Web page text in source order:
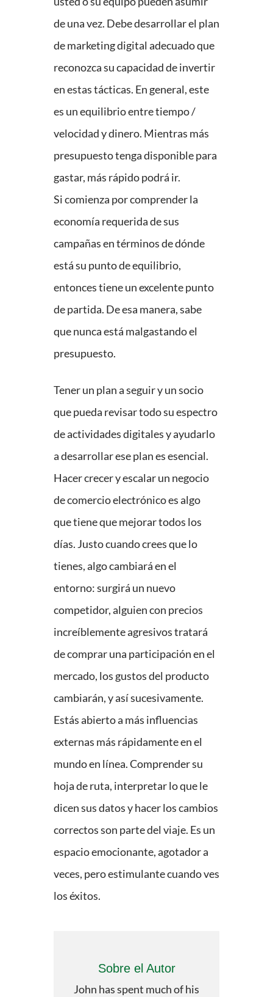
de una vez. Debe desarrollar el plan
de marketing digital adecuado que
reconozca su capacidad de invertir
en estas tácticas. En general, este
es un equilibrio entre tiempo /
velocidad y dinero. Mientras más
presupuesto tenga disponible para
gastar, más rápido podrá ir.
Si comienza por comprender la
economía requerida de sus
campañas en términos de dónde
está su punto de equilibrio,
entonces tiene un excelente punto
de partida. De esa manera, sabe
que nunca está malgastando el
presupuesto.
Tener un plan a seguir y un socio
que pueda revisar todo su espectro
de actividades digitales y ayudarlo
a desarrollar ese plan es esencial.
Hacer crecer y escalar un negocio
de comercio electrónico es algo
que tiene que mejorar todos los
días. Justo cuando crees que lo
tienes, algo cambiará en el
entorno: surgirá un nuevo
competidor, alguien con precios
increíblemente agresivos tratará
de comprar una participación en el
mercado, los gustos del producto
cambiarán, y así sucesivamente.
Estás abierto a más influencias
externas más rápidamente en el
mundo en línea. Comprender su
hoja de ruta, interpretar lo que le
dicen sus datos y hacer los cambios
correctos son parte del viaje. Es un
espacio emocionante, agotador a
veces, pero estimulante cuando ves
los éxitos.
Sobre el Autor
John has spent much of his